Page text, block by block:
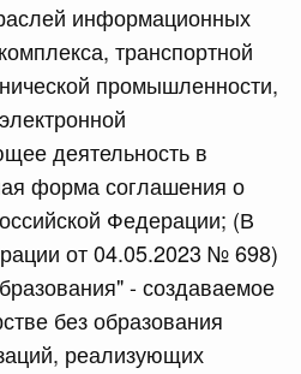
информационных
транспортной
промышленности,
деятельность в
форма соглашения о
Федерации; (В
от 04.05.2023 № 698)
- создаваемое
без образования
реализующих